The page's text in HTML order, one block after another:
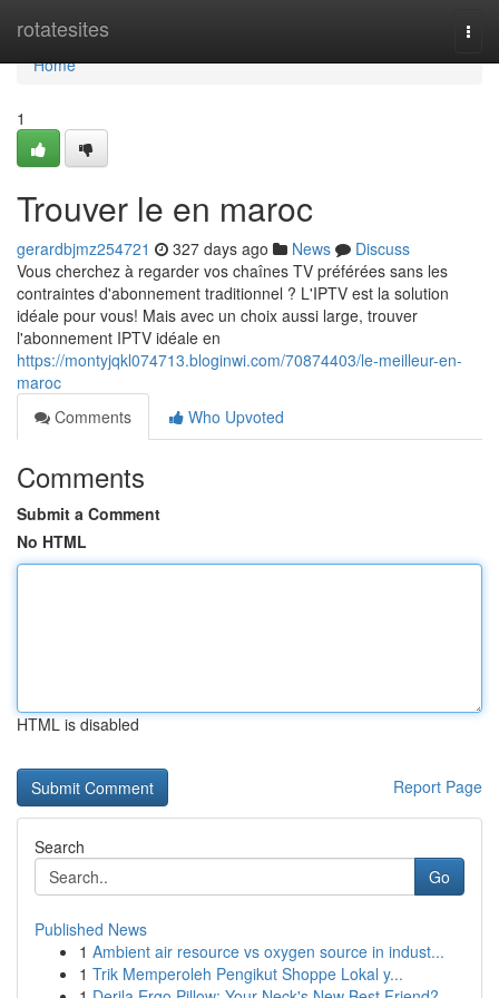
rotatesites
Home
Home
1
Trouver le en maroc
gerardbjmz254721 327 days ago News
Discuss
Vous cherchez à regarder vos chaînes TV préférées sans les
contraintes d'abonnement traditionnel ? L'IPTV est la solution
idéale pour vous! Mais avec un choix aussi large, trouver
l'abonnement IPTV idéale en
https://montyjqkl074713.bloginwi.com/70874403/le-meilleur-en-
maroc
Comments
Who Upvoted
Comments
Submit a Comment
No HTML
HTML is disabled
Report Page
Search
Go
Published News
1 Ambient air resource vs oxygen source in indust...
1 Trik Memperoleh Pengikut Shoppe Lokal y...